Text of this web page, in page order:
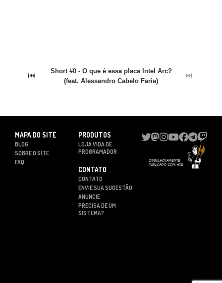
⏮
Short #0 - O que é essa placa Intel Arc?
(feat. Alessandro Cabelo Faria)
⏭
MAPA DO SITE
BLOG
SOBRE O SITE
FAQ
PRODUTOS
LOJA VIDA DE
PROGRAMADOR
CONTATO
CONTATO
ENVIE SUA SUGESTÃO
ANUNCIE
PRECISA DE UM
SISTEMA?